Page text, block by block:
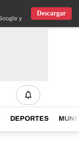
y IOS
Descargar
DEPORTES